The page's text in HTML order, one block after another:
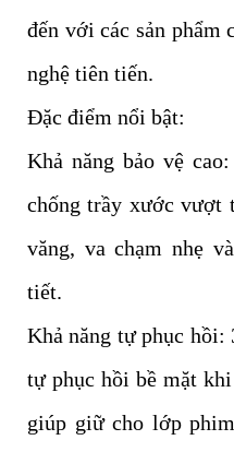
đến với các sản phẩm
nghệ tiên tiến.
Đặc điểm nổi bật:
Khả năng bảo vệ
chống trầy xước vượt
văng, va chạm nhẹ
tiết.
Khả năng tự phục hồi:
tự phục hồi bề mặt
giúp giữ cho lớp